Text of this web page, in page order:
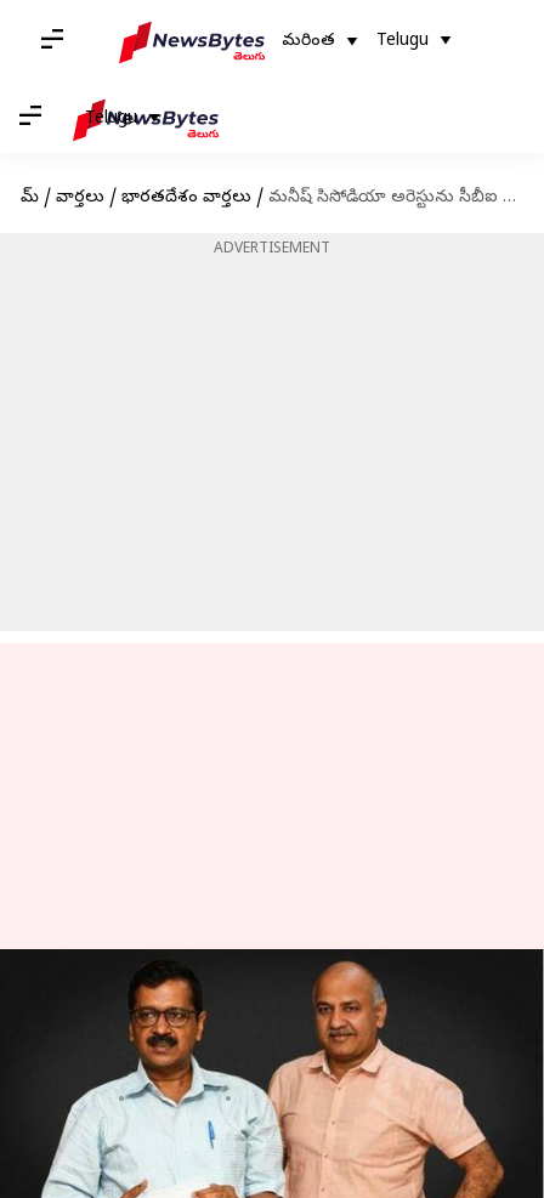
మరింత Telugu
Telugu
హోమ్ / వార్తలు / భారతదేశం వార్తలు / మనీష్ సిసోడియా అరెస్టును సీబీఐ అధికారులే వ్యతిరేకిస్తున్నారు: కేజ్రీవాల్
ADVERTISEMENT
మనీష్ సిసోడియా అరెస్టును సీబీఐ
అధికారులే వ్యతిరేకిస్తున్నారు:
కేజ్రీవాల్
Stalin Feb 27, 2023 05:34 pm
ఈ వార్తాకథనం ఏంటి